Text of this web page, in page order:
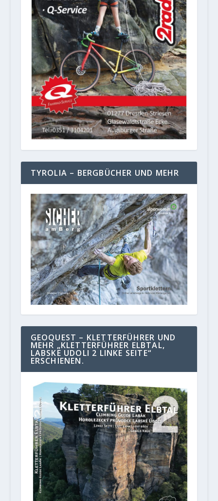
TYROLIA – BERGBÜCHER UND MEHR
GEOQUEST – KLETTERFÜHRER UND
MEHR „KLETTERFÜHRER ELBTAL,
LABSKE UDOLI 2 LINKE SEITE“
ERSCHIENEN.